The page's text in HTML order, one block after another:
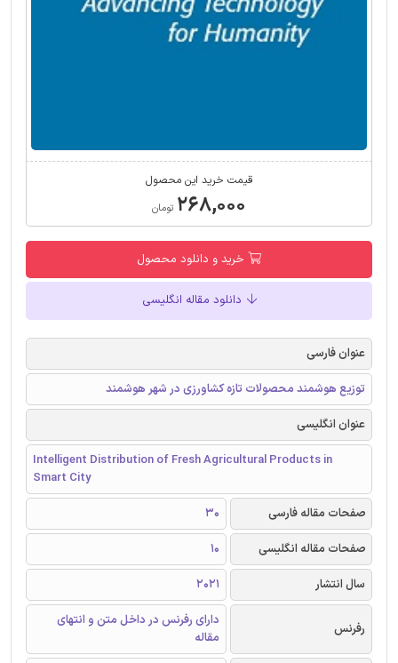
قیمت خرید این محصول
۲۶۸,۰۰۰ تومان
خرید و دانلود محصول
دانلود مقاله انگلیسی
عنوان فارسی
توزیع هوشمند محصولات تازه کشاورزی در شهر هوشمند
عنوان انگلیسی
Intelligent Distribution of Fresh Agricultural Products in
Smart City
صفحات مقاله فارسی
30
صفحات مقاله انگلیسی
10
سال انتشار
2021
رفرنس
دارای رفرنس در داخل متن و انتهای
مقاله